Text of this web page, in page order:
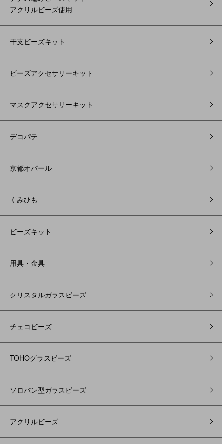
アクリルビーズ使用
干支ビーズキット
ビーズアクセサリーキット
マスクアクセサリーキット
デコパテ
京都オパール
くみひも
ビーズキット
用具・金具
クリスタルガラスビーズ
チェコビーズ
TOHOグラスビーズ
ソロバン型ガラスビーズ
アクリルビーズ